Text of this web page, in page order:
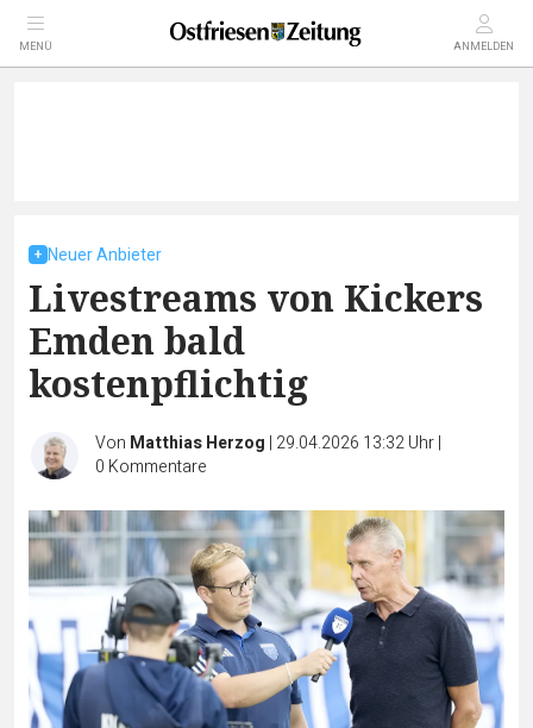
MENÜ ANMELDEN
Neuer Anbieter
Livestreams von Kickers
Emden bald
kostenpflichtig
Von Matthias Herzog | 29.04.2026 13:32 Uhr|
0 Kommentare